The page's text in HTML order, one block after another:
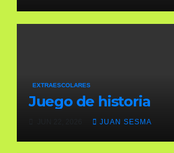
EXTRAESCOLARES
Juego de historia
JUAN SESMA